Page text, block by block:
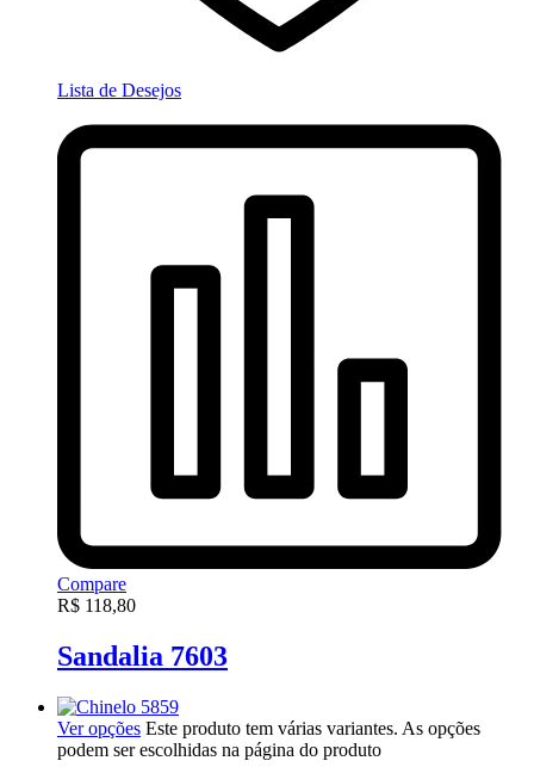
Lista de Desejos
Compare
R$ 118,80
Sandalia 7603
Ver opções Este produto tem várias variantes. As opções
podem ser escolhidas na página do produto